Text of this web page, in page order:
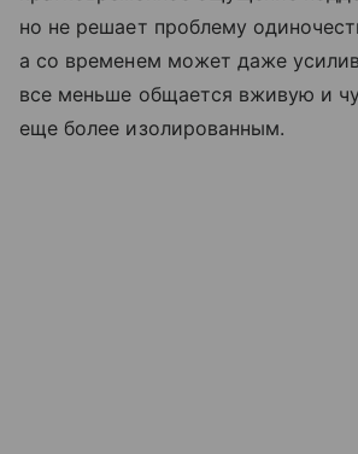
но не решает проблему
а со временем может даже
все меньше общается вживую и
еще более изолированным.